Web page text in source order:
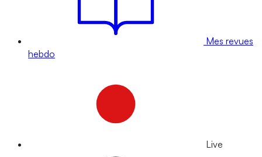
Mes revues
hebdo
Live